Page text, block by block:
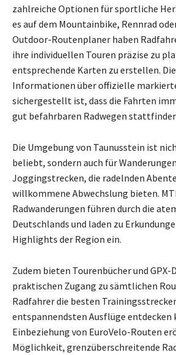
zahlreiche Optionen für sportliche
es auf dem Mountainbike, Rennrad
Outdoor-Routenplaner haben
ihre individuellen Touren präzise zu
entsprechende Karten zu erstellen.
Informationen über offizielle
sichergestellt ist, dass die Fahrten
gut befahrbaren Radwegen
Die Umgebung von Taunusstein ist
beliebt, sondern auch für
Joggingstrecken, die radelnden
willkommene Abwechslung bieten.
Radwanderungen führen durch die
Deutschlands und laden zu
Highlights der Region ein.
Zudem bieten Tourenbücher und GPX-
praktischen Zugang zu sämtlichen
Radfahrer die besten
entspannendsten Ausflüge entdecken
Einbeziehung von EuroVelo-Routen
Möglichkeit, grenzüberschreitende